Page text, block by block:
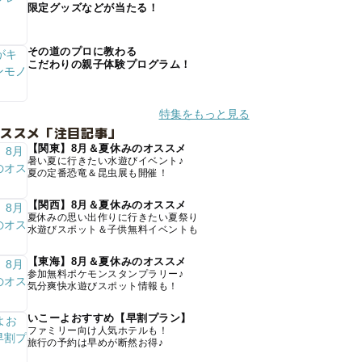
限定グッズなどが当たる！
その道のプロに教わる
こだわりの親子体験プログラム！
特集をもっと見る
スメ「注目記事」
【関東】8月＆夏休みのオススメ
暑い夏に行きたい水遊びイベント♪
夏の定番恐竜＆昆虫展も開催！
【関西】8月＆夏休みのオススメ
夏休みの思い出作りに行きたい夏祭り
水遊びスポット＆子供無料イベントも
【東海】8月＆夏休みのオススメ
参加無料ポケモンスタンプラリー♪
気分爽快水遊びスポット情報も！
いこーよおすすめ【早割プラン】
ファミリー向け人気ホテルも！
旅行の予約は早めが断然お得♪